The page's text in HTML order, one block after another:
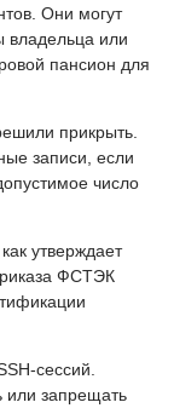
Они могут
владельца или
пансион для
прикрыть.
записи, если
число
утверждает
ФСТЭК
сессий.
или запрещать